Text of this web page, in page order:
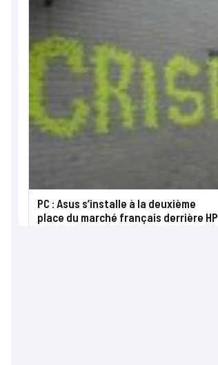
PC : Asus s’installe à la deuxième
place du marché français derrière HP